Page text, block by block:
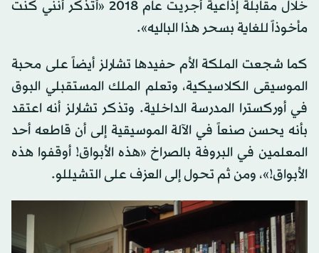
خلال مقابلة إذاعية أجريت عام 2018 «أتذكر أنني كنت
مأخوذاً للغاية بسحر هذا الباليه».
كما شجعت الملكة الأم حفيدها تشارلز أيضاً على محبة
الموسيقى الكلاسيكية، وتعلم الملك المستقبلي البوق
في أوركسترا المدرسة الداخلية. وتذكر تشارلز أنه اعتقد
بأنه يحسن صنعاً في الآلة الموسيقية إلى أن قاطعه أحد
المعلمين في البروفة بالصراخ «هذه الأبواق! أوقفوا هذه
الأبواق!»، ومن ثم تحول إلى العزف على التشيللو.